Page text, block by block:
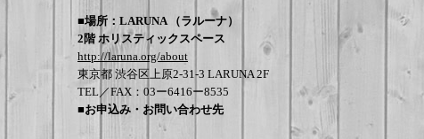
■場所：LARUNA （ラルーナ）
2階 ホリスティックスペース
http://laruna.org/about
東京都 渋谷区上原2-31-3 LARUNA 2F
TEL／FAX：03ー6416ー8535
■お申込み・お問い合わせ先